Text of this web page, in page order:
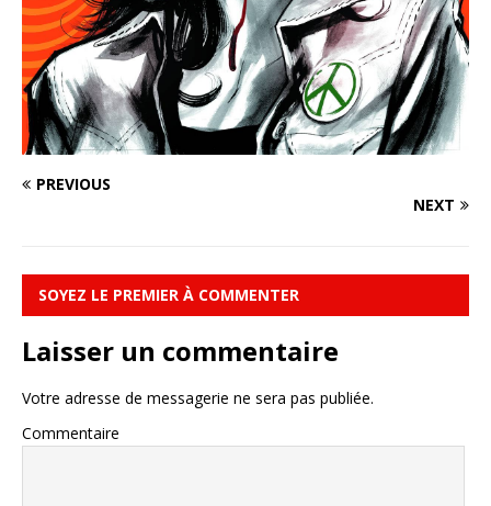
PREVIOUS
NEXT
SOYEZ LE PREMIER À COMMENTER
Laisser un commentaire
Votre adresse de messagerie ne sera pas publiée.
Commentaire